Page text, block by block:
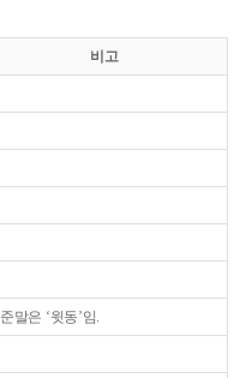
비고
준말은 ‘윗동’임.